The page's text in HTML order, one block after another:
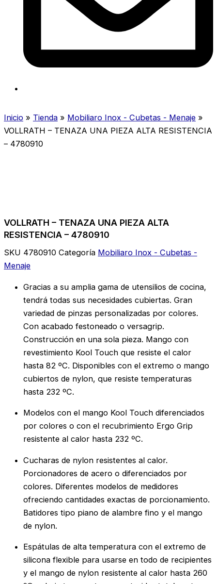
Inicio » Tienda » Mobiliaro Inox - Cubetas - Menaje »
VOLLRATH – TENAZA UNA PIEZA ALTA RESISTENCIA
– 4780910
VOLLRATH – TENAZA UNA PIEZA ALTA
RESISTENCIA – 4780910
SKU 4780910 Categoría Mobiliaro Inox - Cubetas -
Menaje
Gracias a su amplia gama de utensilios de cocina,
tendrá todas sus necesidades cubiertas. Gran
variedad de pinzas personalizadas por colores.
Con acabado festoneado o versagrip.
Construcción en una sola pieza. Mango con
revestimiento Kool Touch que resiste el calor
hasta 82 ºC. Disponibles con el extremo o mango
cubiertos de nylon, que resiste temperaturas
hasta 232 ºC.
Modelos con el mango Kool Touch diferenciados
por colores o con el recubrimiento Ergo Grip
resistente al calor hasta 232 ºC.
Cucharas de nylon resistentes al calor.
Porcionadores de acero o diferenciados por
colores. Diferentes modelos de medidores
ofreciendo cantidades exactas de porcionamiento.
Batidores tipo piano de alambre fino y el mango
de nylon.
Espátulas de alta temperatura con el extremo de
silicona flexible para usarse en todo de recipientes
y el mango de nylon resistente al calor hasta 260